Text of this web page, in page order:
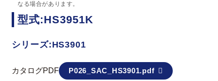
なる場合があります。
型式:HS3951K
シリーズ:HS3901
カタログPDF P026_SAC_HS3901.pdf